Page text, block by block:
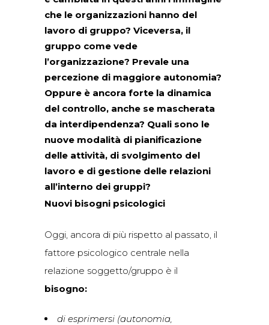
che le organizzazioni hanno del
lavoro di gruppo? Viceversa, il
gruppo come vede
l’organizzazione? Prevale una
percezione di maggiore autonomia?
Oppure è ancora forte la dinamica
del controllo, anche se mascherata
da interdipendenza? Quali sono le
nuove modalità di pianificazione
delle attività, di svolgimento del
lavoro e di gestione delle relazioni
all’interno dei gruppi?
Nuovi bisogni psicologici
Oggi, ancora di più rispetto al passato, il
fattore psicologico centrale nella
relazione soggetto/gruppo è il
bisogno:
di esprimersi (autonomia,